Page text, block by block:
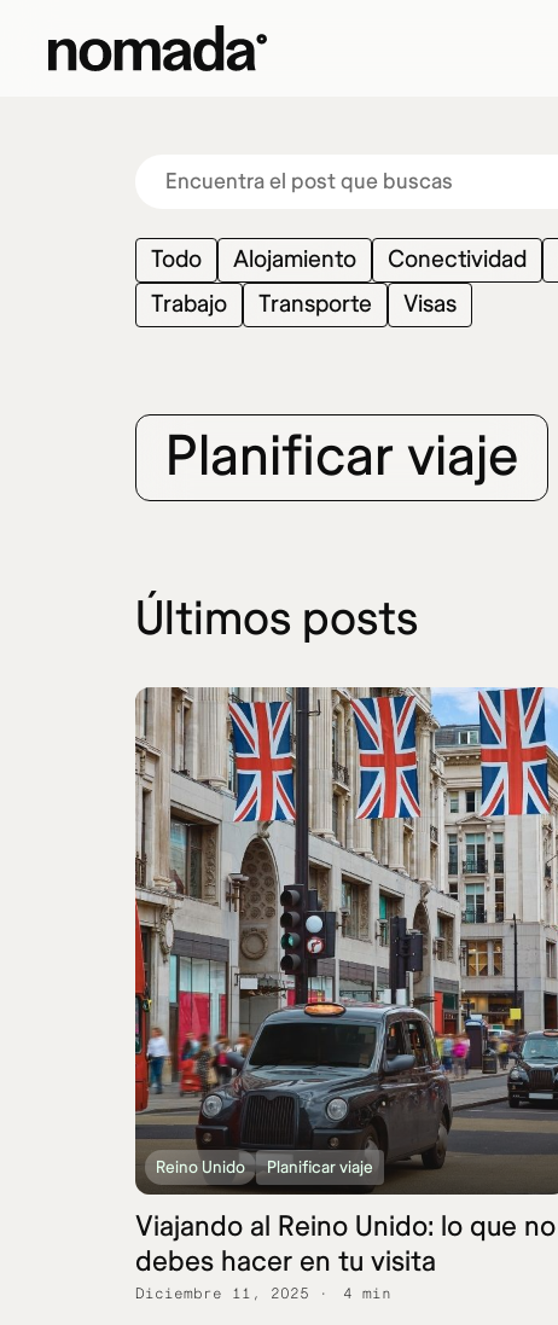
Todo Alojamiento Conectividad
Trabajo
Transporte Visas
Planificar viaje
Últimos posts
Reino Unido Planificar viaje
Viajando al Reino Unido: lo que no
debes hacer en tu visita
Diciembre 11, 2025 4 min